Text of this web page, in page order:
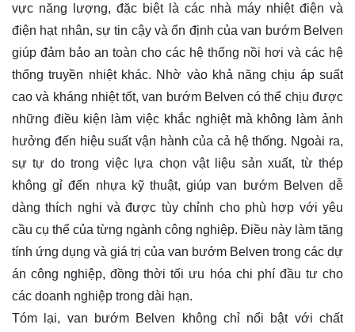
vực năng lượng, đặc biệt là các nhà máy nhiệt điện và
điện hạt nhân, sự tin cậy và ổn định của van bướm Belven
giúp đảm bảo an toàn cho các hệ thống nồi hơi và các hệ
thống truyền nhiệt khác. Nhờ vào khả năng chịu áp suất
cao và kháng nhiệt tốt, van bướm Belven có thể chịu được
những điều kiện làm việc khắc nghiệt mà không làm ảnh
hưởng đến hiệu suất vận hành của cả hệ thống. Ngoài ra,
sự tự do trong việc lựa chọn vật liệu sản xuất, từ thép
không gỉ đến nhựa kỹ thuật, giúp van bướm Belven dễ
dàng thích nghi và được tùy chỉnh cho phù hợp với yêu
cầu cụ thể của từng ngành công nghiệp. Điều này làm tăng
tính ứng dụng và giá trị của van bướm Belven trong các dự
án công nghiệp, đồng thời tối ưu hóa chi phí đầu tư cho
các doanh nghiệp trong dài hạn.
Tóm lại, van bướm Belven không chỉ nổi bật với chất